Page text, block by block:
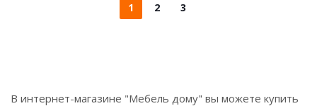
1 2 3
В интернет-магазине "Мебель дому" вы можете купить